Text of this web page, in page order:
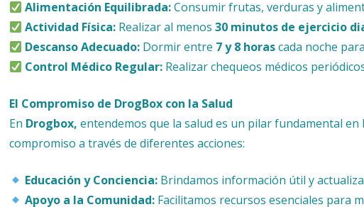
Alimentación Equilibrada:Consumir frutas, verduras y
Actividad Física: Realizar al menos30 minutos de ejercicio
Descanso Adecuado: Dormir entre 7 y 8 horascada noche
Control Médico Regular: Realizar chequeos médicos
El Compromiso de DrogBox con la Salud
En Drogbox, entendemos que la salud es un pilar fundamental
compromiso a través de diferentes acciones:
Educación y Conciencia: Brindamos información útil y
Apoyo a la Comunidad: Facilitamos recursos esenciales para